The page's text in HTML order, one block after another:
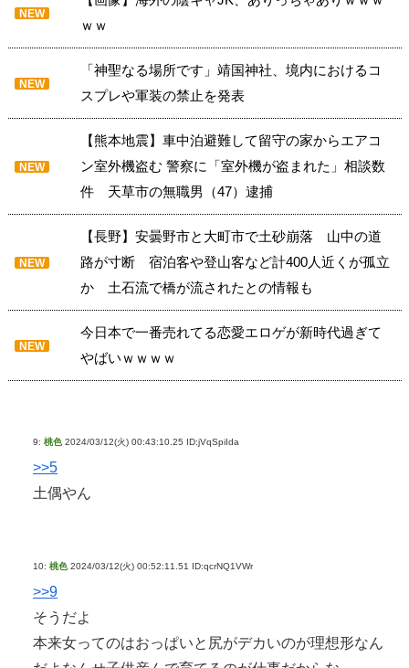
NEW
ｗｗ
NEW
「神聖なる場所です」靖国神社、境内におけるコ
スプレや軍装の禁止を発表
NEW
【熊本地震】車中泊避難して留守の家からエアコ
ン室外機盗む 警察に「室外機が盗まれた」相談数
件 天草市の無職男（47）逮捕
NEW
【長野】安曇野市と大町市で土砂崩落 山中の道
路が寸断 宿泊客や登山客など計400人近くが孤立
か 土石流で橋が流されたとの情報も
NEW
今日本で一番売れてる恋愛エロゲが新時代過ぎて
やばいｗｗｗｗ
9: 桃色 2024/03/12(火) 00:43:10.25 ID:jVqSpiIda
>>5
土偶やん
10: 桃色 2024/03/12(火) 00:52:11.51 ID:qcrNQ1VWr
>>9
そうだよ
本来女ってのはおっぱいと尻がデカいのが理想形なん